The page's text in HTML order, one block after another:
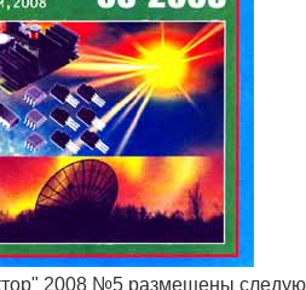
2008 №5 размещены